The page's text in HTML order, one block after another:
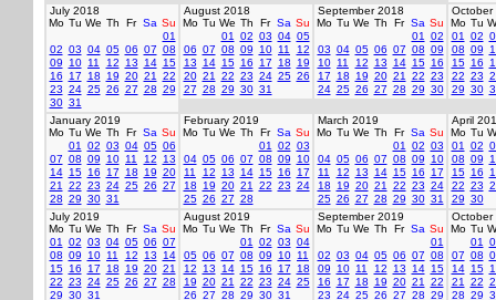
July 2018
Mo Tu We Th Fr Sa Su
01
02 03 04 05 06 07 08
09
10 11 12 13 14 15
16
17 18 19 20 21
22
23 24 25 26 27 28 29
30 31
August 2018
Mo Tu We Th Fr Sa Su
01
02 03 04 05
06 07 08 09 10 11
12
13
14 15 16 17 18
19
20 21 22 23 24 25 26
27 28 29 30 31
September 2018
Mo Tu We Th Fr Sa Su
01
02
03 04 05 06 07 08 09
10 11 12 13 14 15 16
17
18 19 20 21 22 23
24 25 26 27 28 29 30
October
Mo Tu
01
02
08 09
15 16
22 23
29 30
January 2019
Mo Tu We Th Fr Sa Su
01
02 03 04 05 06
07 08 09 10 11 12
13
14 15 16 17 18 19 20
21
22 23 24 25 26 27
28 29 30 31
February 2019
Mo Tu We Th Fr Sa Su
01
02 03
04 05 06 07 08 09
10
11
12 13 14 15 16
17
18
19 20 21 22 23 24
25 26 27 28
March 2019
Mo Tu We Th Fr Sa Su
01
02 03
04 05 06 07 08 09
10
11
12 13 14 15 16
17
18
19 20 21 22 23 24
25 26 27 28 29 30 31
April
Mo Tu
01
02
08 09
15 16
22 23
29 30
July 2019
Mo Tu We Th Fr Sa Su
01
02 03 04 05 06 07
08 09 10 11 12 13
14
15 16 17 18 19 20 21
22 23 24 25 26 27 28
29 30 31
August 2019
Mo Tu We Th Fr Sa Su
01
02 03 04
05 06 07 08 09 10 11
12
13 14 15 16 17
18
19 20 21 22 23 24 25
26 27 28 29 30 31
September 2019
Mo Tu We Th Fr Sa Su
01
02 03 04 05 06 07 08
09
10 11 12 13 14 15
16
17 18 19 20 21
22
23 24 25 26 27 28 29
October
Mo Tu
01
07 08
14 15
21
22
28 29